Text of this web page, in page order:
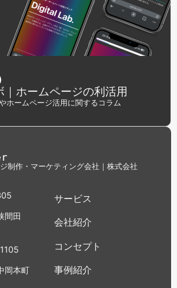
｜ホームページの利活用
ホームページ活用に関するコラム
制作・マーケティング会社｜株式会社
間田
岡本町
サービス
会社紹介
コンセプト
事例紹介